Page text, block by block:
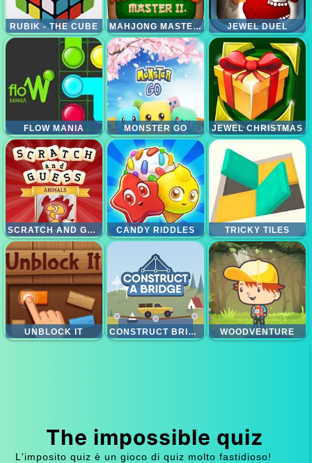
RUBIK - THE CUBE MAHJONG MASTER 2 JEWEL DUEL
FLOW MANIA MONSTER GO JEWEL CHRISTMAS
SCRATCH AND GUESS ANIMALS CANDY RIDDLES TRICKY TILES
UNBLOCK IT CONSTRUCT BRIDGE WOODVENTURE
The impossible quiz
L'imposito quiz è un gioco di quiz molto fastidioso!